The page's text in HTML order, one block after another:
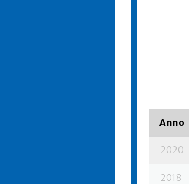
Anno
2020
2018